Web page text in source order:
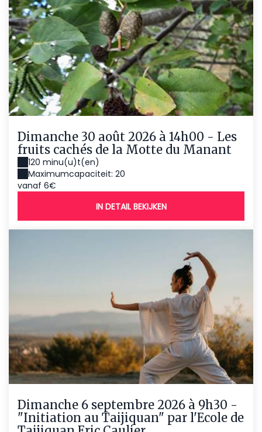
Dimanche 30 août 2026 à 14h00 - Les
fruits cachés de la Motte du Manant
120 minu(u)t(en)
Maximumcapaciteit: 20
vanaf 6€
IN DETAIL BEKIJKEN
Dimanche 6 septembre 2026 à 9h30 -
"Initiation au Taijiquan" par l'Ecole de